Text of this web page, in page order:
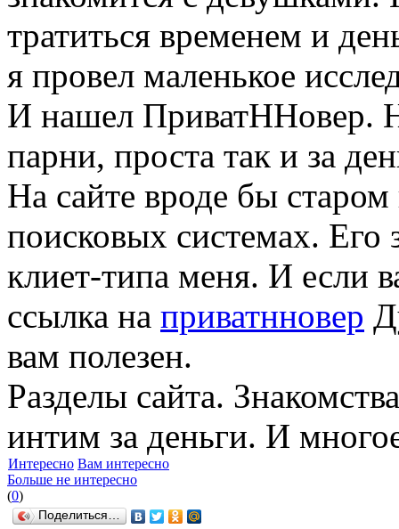
тратиться временем и
я провел маленькое
И нашел ПриватННовер.
парни, проста так и за
На сайте вроде бы
поисковых системах. Его
клиет-типа меня. И если
ссылка на приватнновер
вам полезен.
Разделы сайта.
интим за деньги. И
Интересно Вам интересно
Больше не интересно
(0)
Поделиться…